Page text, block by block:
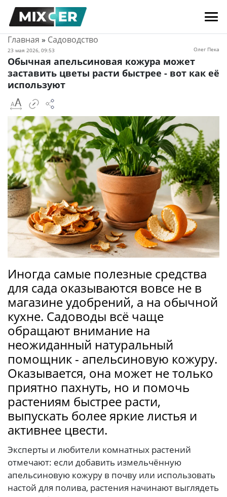
Главная » Садоводство
23 мая 2026, 09:53 Олег Пека
Обычная апельсиновая кожура может
заставить цветы расти быстрее - вот как её
используют
Иногда самые полезные средства
для сада оказываются вовсе не в
магазине удобрений, а на обычной
кухне. Садоводы всё чаще
обращают внимание на
неожиданный натуральный
помощник - апельсиновую кожуру.
Оказывается, она может не только
приятно пахнуть, но и помочь
растениям быстрее расти,
выпускать более яркие листья и
активнее цвести.
Эксперты и любители комнатных растений
отмечают: если добавить измельчённую
апельсиновую кожуру в почву или использовать
настой для полива, растения начинают выглядеть